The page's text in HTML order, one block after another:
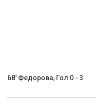
68' Федорова, Гол 0 - 3